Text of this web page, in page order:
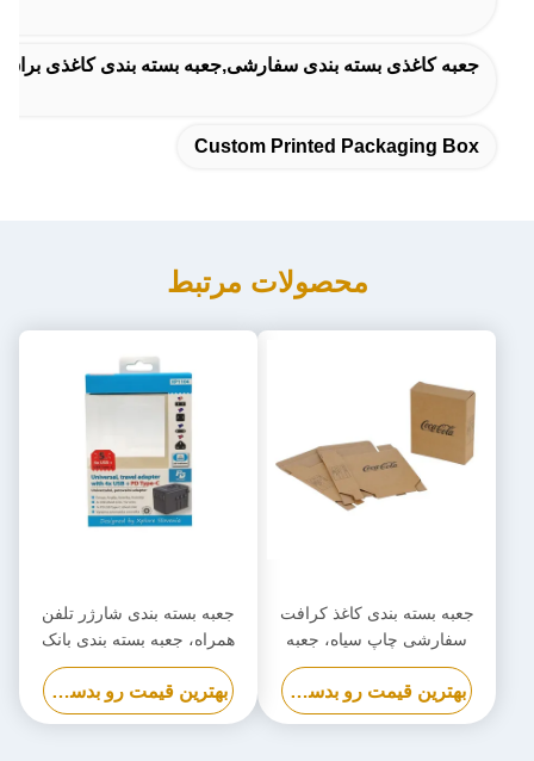
جعبه کاغذی بسته بندی سفارشی,جعبه بسته بندی کاغذی
Custom Printed Packaging Box
محصولات مرتبط
جعبه بسته بندی کاغذ کرافت
سفارشی چاپ سیاه، جعبه
کارتن سازگار با محیط زیست
بهترین قیمت رو بدست بیار
جعبه بسته بندی شارژر تلفن
همراه، جعبه بسته بندی بانک
قدرت زیست تخریب پذیر
سفارشی
بهترین قیمت رو بدست بیار